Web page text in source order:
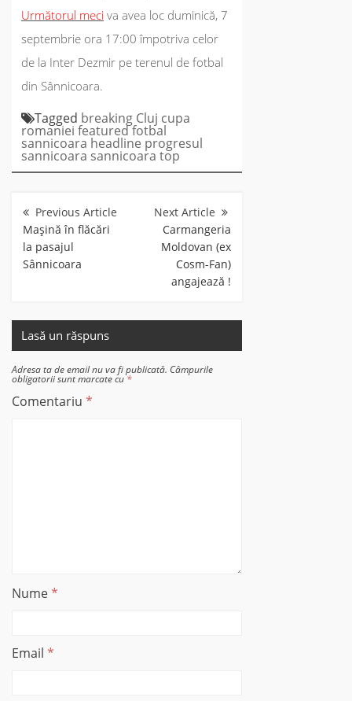
Următorul meci va avea loc duminică, 7
septembrie ora 17:00 împotriva celor
de la Inter Dezmir pe terenul de fotbal
din Sânnicoara.
Tagged breaking Cluj cupa
romaniei featuredfotbal
sannicoara headline progresul
sannicoara sannicoara top
articole
Maşină în flăcări
la pasajul
Sânnicoara
Carmangeria
Moldovan (ex
Cosm-Fan)
angajează !
Lasă un răspuns
Adresa ta de email nu va fi publicată. Câmpurile
obligatorii sunt marcate cu*
Comentariu *
Nume*
Email *